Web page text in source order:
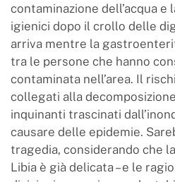
contaminazione dell’acqua e
igienici dopo il crollo delle
arriva mentre la
tra le persone che hanno
contaminata nell’area. Il
collegati alla
inquinanti trascinati
causare delle epidemie.
tragedia, considerando che
Libia è già delicata – e le